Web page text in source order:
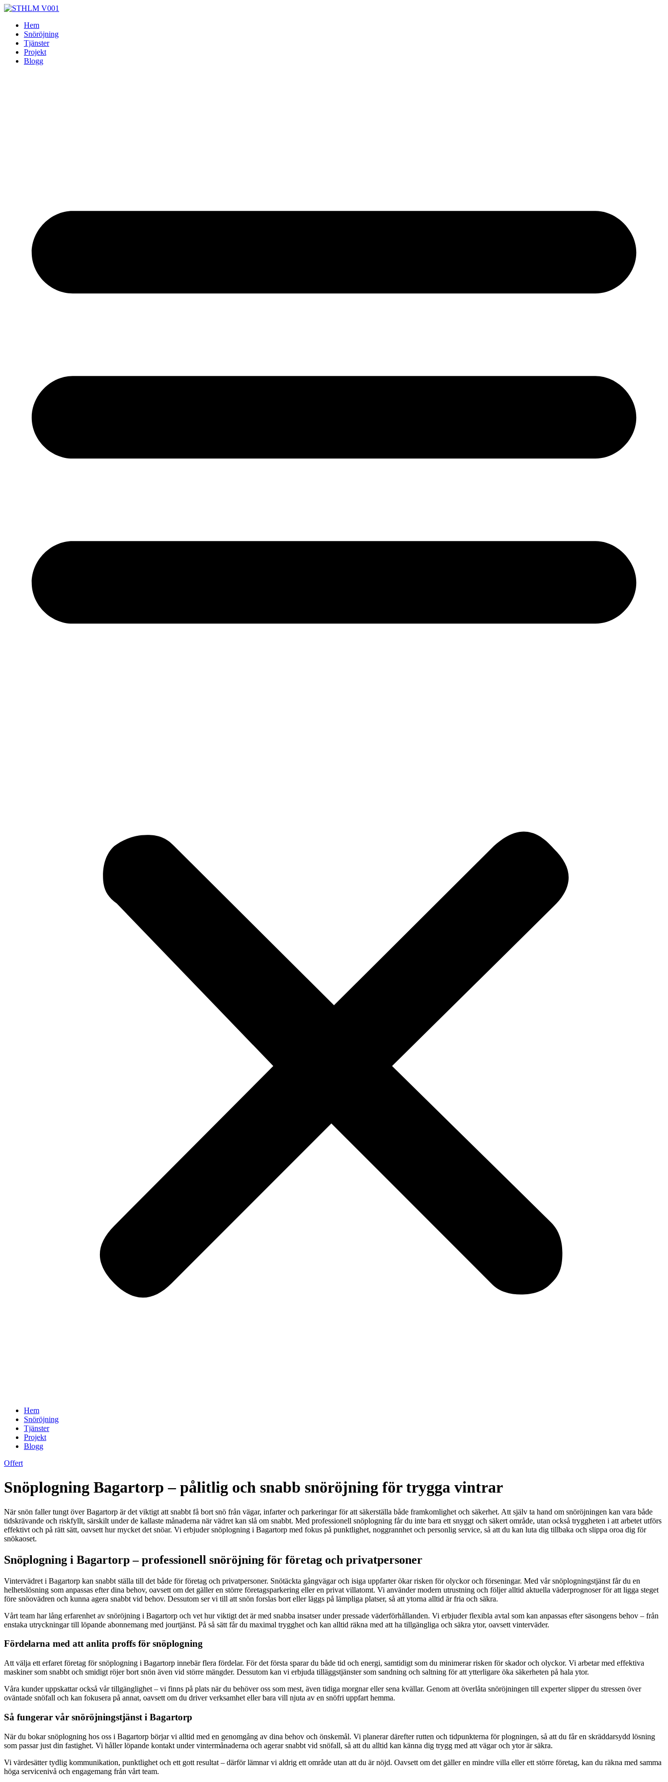
Skip
contentHem
Snöröjning
Tjänster
Projekt
Blogg
Hem
Snöröjning
Tjänster
Projekt
Blogg
Offert
Snöplogning Bagartorp – pålitlig och snabb snöröjning för trygga vintrar
När snön faller tungt över Bagartorp är det viktigt att snabbt få bort snö från vägar, infarter och parkeringar för att säkerställa både framkomlighet och säkerhet. Att själv ta hand om snöröjningen kan vara både
tidskrävande och riskfyllt, särskilt under de kallaste månaderna när vädret kan slå om snabbt. Med professionell snöplogning får du inte bara ett snyggt och säkert område, utan också tryggheten i att arbetet utförs
effektivt och på rätt sätt, oavsett hur mycket det snöar. Vi erbjuder snöplogning i Bagartorp med fokus på punktlighet, noggrannhet och personlig service, så att du kan luta dig tillbaka och slippa oroa dig för
snökaoset.
Snöplogning i Bagartorp – professionell snöröjning för företag och privatpersoner
Vintervädret i Bagartorp kan snabbt ställa till det både för företag och privatpersoner. Snötäckta gångvägar och isiga uppfarter ökar risken för olyckor och förseningar. Med vår snöplogningstjänst får du en
helhetslösning som anpassas efter dina behov, oavsett om det gäller en större företagsparkering eller en privat villatomt. Vi använder modern utrustning och följer alltid aktuella väderprognoser för att ligga steget
före snöovädren och kunna agera snabbt vid behov. Dessutom ser vi till att snön forslas bort eller läggs på lämpliga platser, så att ytorna alltid är fria och säkra.
Vårt team har lång erfarenhet av snöröjning i Bagartorp och vet hur viktigt det är med snabba insatser under pressade väderförhållanden. Vi erbjuder flexibla avtal som kan anpassas efter säsongens behov – från
enstaka utryckningar till löpande abonnemang med jourtjänst. På så sätt får du maximal trygghet och kan alltid räkna med att ha tillgängliga och säkra ytor, oavsett vinterväder.
Fördelarna med att anlita proffs för snöplogning
Att välja ett erfaret företag för snöplogning i Bagartorp innebär flera fördelar. För det första sparar du både tid och energi, samtidigt som du minimerar risken för skador och olyckor. Vi arbetar med effektiva
maskiner som snabbt och smidigt röjer bort snön även vid större mängder. Dessutom kan vi erbjuda tilläggstjänster som sandning och saltning för att ytterligare öka säkerheten på hala ytor.
Våra kunder uppskattar också vår tillgänglighet – vi finns på plats när du behöver oss som mest, även tidiga morgnar eller sena kvällar. Genom att överlåta snöröjningen till experter slipper du stressen över
oväntade snöfall och kan fokusera på annat, oavsett om du driver verksamhet eller bara vill njuta av en snöfri uppfart hemma.
Så fungerar vår snöröjningstjänst i Bagartorp
När du bokar snöplogning hos oss i Bagartorp börjar vi alltid med en genomgång av dina behov och önskemål. Vi planerar därefter rutten och tidpunkterna för plogningen, så att du får en skräddarsydd lösning
som passar just din fastighet. Vi håller löpande kontakt under vintermånaderna och agerar snabbt vid snöfall, så att du alltid kan känna dig trygg med att vägar och ytor är säkra.
Vi värdesätter tydlig kommunikation, punktlighet och ett gott resultat – därför lämnar vi aldrig ett område utan att du är nöjd. Oavsett om det gäller en mindre villa eller ett större företag, kan du räkna med samma
höga servicenivå och engagemang från vårt team.